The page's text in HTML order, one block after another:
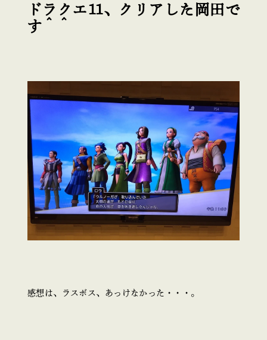
ドラクエ11、クリアした岡田で
す＾＾
感想は、ラスボス、あっけなかった・・・。